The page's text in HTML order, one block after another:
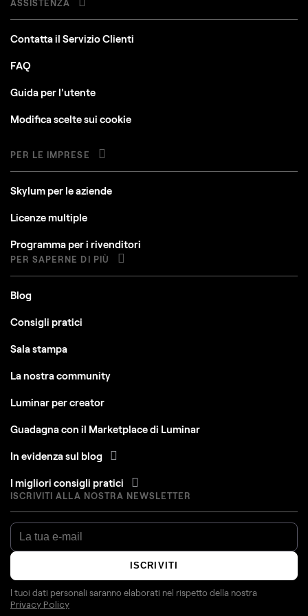
ASSISTENZA
Contatta il Servizio Clienti
FAQ
Guida per l'utente
Modifica scelte sui cookie
PER LE IMPRESE
Skylum per le aziende
Licenze multiple
Programma per i rivenditori
PER SAPERNE DI PIÙ
Blog
Consigli pratici
Sala stampa
La nostra community
Luminar per creator
Guadagna con il Marketplace di Luminar
In evidenza sul blog
I migliori consigli pratici
ISCRIVITI ALLA NOSTRA NEWSLETTER
ISCRIVITI
I tuoi dati personali saranno elaborati nel rispetto della nostra
Privacy Policy